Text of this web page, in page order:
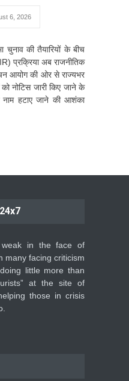
6, 2026
चुनाव की तैयारियों के बीच
प्रक्रिया अब राजनीतिक
आयोग की ओर से राज्यभर
नोटिस जारी किए जाने के
नाम हटाए जाने की आशंका
weak in the face of
many facing criticism
little more than
at the site of
those in crisis